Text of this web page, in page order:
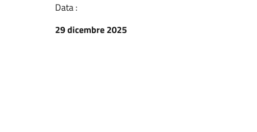
Data :
29 dicembre 2025